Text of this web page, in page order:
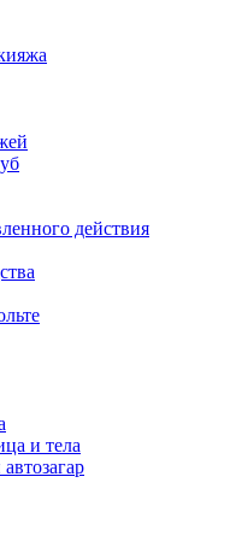
действия
и тела